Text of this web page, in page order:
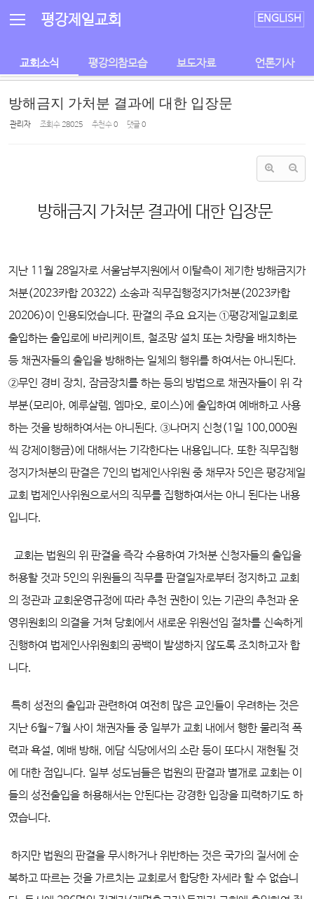
평강제일교회 ENGLISH
교회소식 평강의참모습 보도자료 언론기사
방해금지 가처분 결과에 대한 입장문
관리자 조회 수28025 추천 수0 댓글0
방해금지 가처분 결과에 대한 입장문
지난 11월 28일자로 서울남부지원에서 이탈측이 제기한 방해금지가
처분(2023카합 20322) 소송과 직무집행정지가처분(2023카합
20206)이 인용되었습니다. 판결의 주요 요지는 ①평강제일교회로
출입하는 출입로에 바리케이트, 철조망 설치 또는 차량을 배치하는
등 채권자들의 출입을 방해하는 일체의 행위를 하여서는 아니된다.
②무인 경비 장치, 잠금장치를 하는 등의 방법으로 채권자들이 위 각
부분(모리아, 예루살렘, 엠마오, 로이스)에 출입하여 예배하고 사용
하는 것을 방해하여서는 아니된다. ③나머지 신청(1일 100,000원
씩 강제이행금)에 대해서는 기각한다는 내용입니다. 또한 직무집행
정지가처분의 판결은 7인의 법제인사위원 중 채무자 5인은 평강제일
교회 법제인사위원으로서의 직무를 집행하여서는 아니 된다는 내용
입니다.
교회는 법원의 위 판결을 즉각 수용하여 가처분 신청자들의 출입을
허용할 것과 5인의 위원들의 직무를 판결일자로부터 정지하고 교회
의 정관과 교회운영규정에 따라 추천 권한이 있는 기관의 추천과 운
영위원회의 의결을 거쳐 당회에서 새로운 위원선임 절차를 신속하게
진행하여 법제인사위원회의 공백이 발생하지 않도록 조치하고자 합
니다.
특히 성전의 출입과 관련하여 여전히 많은 교인들이 우려하는 것은
지난 6월~7월 사이 채권자들 중 일부가 교회 내에서 행한 물리적 폭
력과 욕설, 예배 방해, 에담 식당에서의 소란 등이 또다시 재현될 것
에 대한 점입니다. 일부 성도님들은 법원의 판결과 별개로 교회는 이
들의 성전출입을 허용해서는 안된다는 강경한 입장을 피력하기도 하
였습니다.
하지만 법원의 판결을 무시하거나 위반하는 것은 국가의 질서에 순
복하고 따르는 것을 가르치는 교회로서 합당한 자세라 할 수 없습니